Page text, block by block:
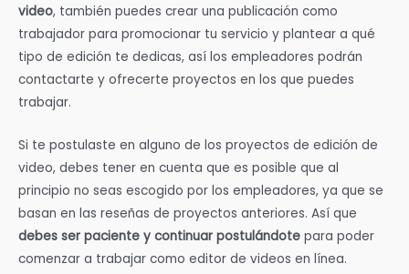
video, también puedes crear una publicación como
trabajador para promocionar tu servicio y plantear a qué
tipo de edición te dedicas, así los empleadores podrán
contactarte y ofrecerte proyectos en los que puedes
trabajar.
Si te postulaste en alguno de los proyectos de edición de
video, debes tener en cuenta que es posible que al
principio no seas escogido por los empleadores, ya que se
basan en las reseñas de proyectos anteriores. Así que
debes ser paciente y continuar postulándote para poder
comenzar a trabajar como editor de videos en línea.